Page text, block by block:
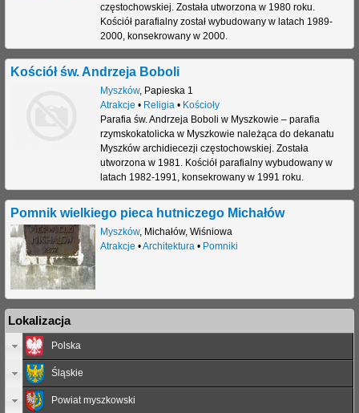
częstochowskiej. Została utworzona w 1980 roku.
Kościół parafialny został wybudowany w latach 1989-
2000, konsekrowany w 2000.
Kościół św. Andrzeja Boboli
Myszków, Papieska 1
Atrakcje • Religia• Kościoły
Parafia św. Andrzeja Boboli w Myszkowie – parafia
rzymskokatolicka w Myszkowie należąca do dekanatu
Myszków archidiecezji częstochowskiej. Została
utworzona w 1981. Kościół parafialny wybudowany w
latach 1982-1991, konsekrowany w 1991 roku.
Pomnik wielkiego pieca hutniczego Michałów
Myszków, Michałów, Wiśniowa
Atrakcje •Architektura• Pomniki
Lokalizacja
Polska
Śląskie
Powiat myszkowski